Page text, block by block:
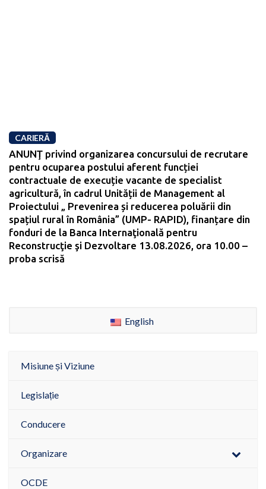
CARIERĂ
ANUNŢ privind organizarea concursului de recrutare
pentru ocuparea postului aferent funcției
contractuale de execuție vacante de specialist
agricultură, în cadrul Unității de Management al
Proiectului „ Prevenirea și reducerea poluării din
spațiul rural în România” (UMP- RAPID), finanțare din
fonduri de la Banca Internaţională pentru
Reconstrucţie şi Dezvoltare 13.08.2026, ora 10.00 –
proba scrisă
English
Misiune și Viziune
Legislație
Conducere
Organizare
OCDE